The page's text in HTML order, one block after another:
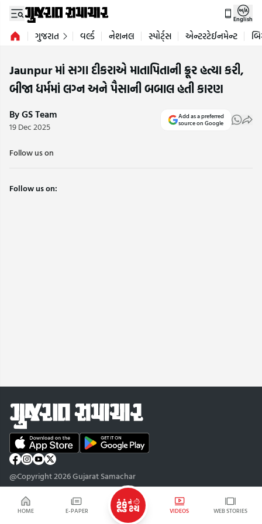
HOME E-PAPER VIDEOS WEB STORIES
English
ગુજરાત વર્લ્ડ નેશનલ સ્પોર્ટ્સ એન્ટરટેઈનમેન્ટ
Jaunpur માં સગા દીકરાએ માતાપિતાની ક્રૂર હત્યા કરી,
બીજા ધર્મમાં લગ્ન અને પૈસાની બબાલ હતી કારણ
By GS Team
19 Dec 2025
Add as a preferred
source on Google
Follow us on
Follow us on:
@Copyright 2026 Gujarat Samachar